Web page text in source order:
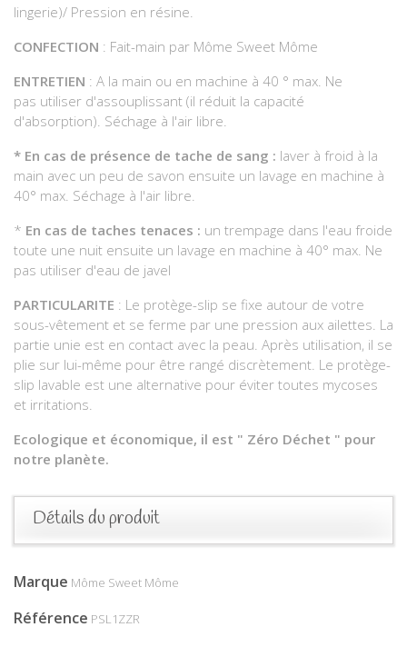
lingerie)/ Pression en résine.
CONFECTION : Fait-main par Môme Sweet Môme
ENTRETIEN : A la main ou en machine à 40 ° max. Ne
pas utiliser d'assouplissant (il réduit la capacité
d'absorption). Séchage à l'air libre.
* En cas de présence de tache de sang : laver à froid à la
main avec un peu de savon ensuite un lavage en machine à
40° max. Séchage à l'air libre.
* En cas de taches tenaces : un trempage dans l'eau froide
toute une nuit ensuite un lavage en machine à 40° max. Ne
pas utiliser d'eau de javel
PARTICULARITE : Le protège-slip se fixe autour de votre
sous-vêtement et se ferme par une pression aux ailettes. La
partie unie est en contact avec la peau. Après utilisation, il se
plie sur lui-même pour être rangé discrètement. Le protège-
slip lavable est une alternative pour éviter toutes mycoses
et irritations.
Ecologique et économique, il est " Zéro Déchet " pour
notre planète.
Détails du produit
Marque Môme Sweet Môme
Référence PSL1ZZR